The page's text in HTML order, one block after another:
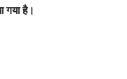
गया है।